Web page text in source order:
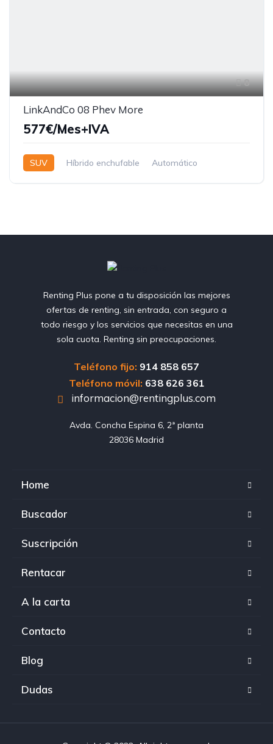
8
LinkAndCo 08 Phev More
577€/Mes+IVA
SUV Híbrido enchufable Automático
Renting Plus pone a tu disposición las mejores
ofertas de renting, sin entrada, con seguro a
todo riesgo y los servicios que necesitas en una
sola cuota. Renting sin preocupaciones.
Teléfono fijo: 914 858 657
Teléfono móvil: 638 626 361
informacion@rentingplus.com
Avda. Concha Espina 6, 2ª planta
28036 Madrid
Home
Buscador
Suscripción
Rentacar
A la carta
Contacto
Blog
Dudas